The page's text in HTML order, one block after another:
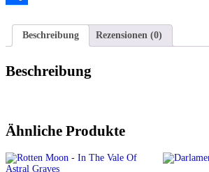
Beschreibung
Rezensionen (0)
Beschreibung
Ähnliche Produkte